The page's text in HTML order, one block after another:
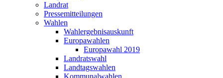
Landrat
Pressemitteilungen
Wahlen
Wahlergebnisauskunft
Europawahlen
Europawahl 2019
Landratswahl
Landtagswahlen
Kommunalwahlen